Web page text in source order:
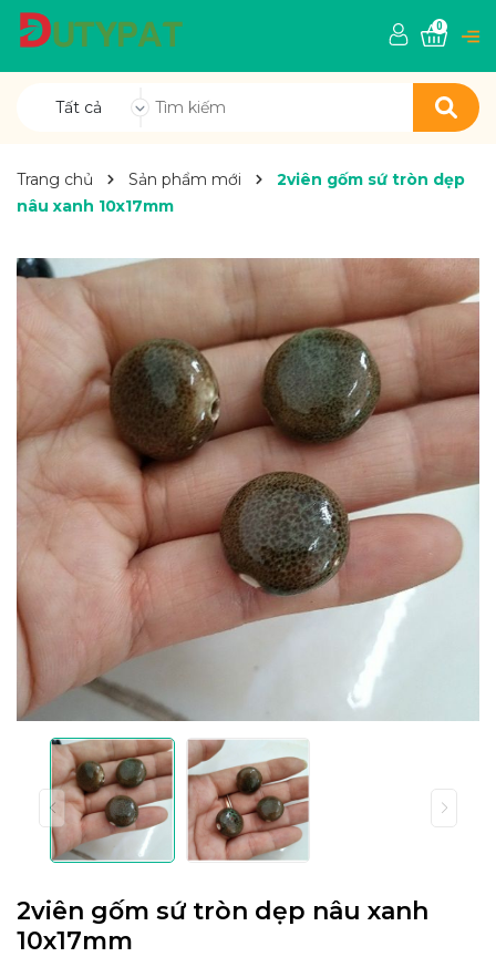
Tất cả
0
Trang chủ Sản phẩm mới
2viên gốm sứ tròn dẹp
nâu xanh 10x17mm
2viên gốm sứ tròn dẹp nâu xanh
10x17mm